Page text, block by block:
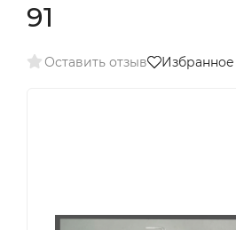
91
Оставить отзыв Избранное